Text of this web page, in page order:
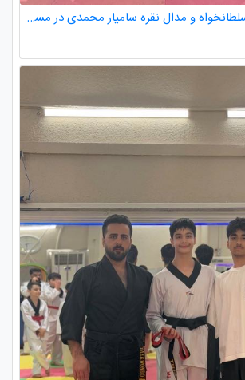
مدال طلای صدرا سلطانخواه و مدال نقره سامیار محمدی در مسابقات قهرمانی نونهالان استان گیلان